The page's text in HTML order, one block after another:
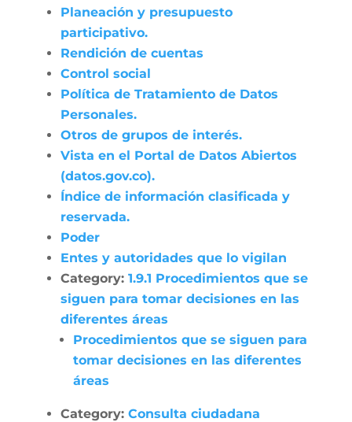
Planeación y presupuesto
participativo.
Rendición de cuentas
Control social
Política de Tratamiento de Datos
Personales.
Otros de grupos de interés.
Vista en el Portal de Datos Abiertos
(datos.gov.co).
Índice de información clasificada y
reservada.
Poder
Entes y autoridades que lo vigilan
Category: 1.9.1 Procedimientos que se
siguen para tomar decisiones en las
diferentes áreas
Procedimientos que se siguen para
tomar decisiones en las diferentes
áreas
Category: Consulta ciudadana